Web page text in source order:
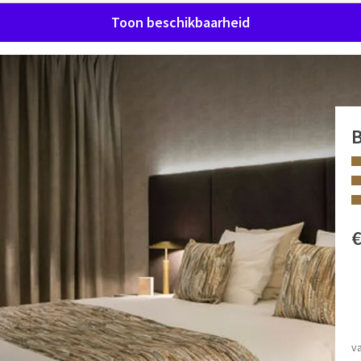
Toon beschikbaarheid
Van der Valk Waterloo
een van onze gloednieuwe suites, ontworpen om absoluut
inloopdouche en een bubbelbad voor een moment van
om in alle rust te werken, evenals een
Bubbelbad
€